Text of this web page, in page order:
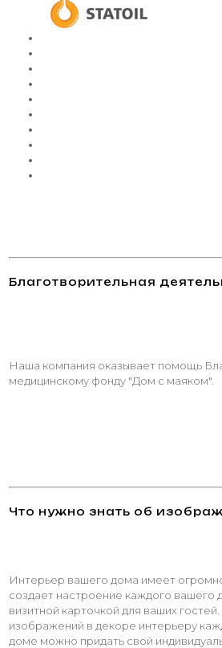
Благотворительная
Наша компания оказывает помощь
медицинскому фонду "Дом с маяком".
Что нужно знать об
Интерьер вашего дома имеет
создает настроение каждого вашего
визитной карточкой для ваших
изображений в декоре интерьеру
доме можно придать свой